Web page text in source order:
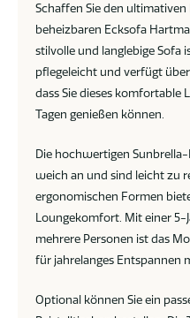
Schaffen Sie den
beheizbaren Ecksofa
stilvolle und langlebige Sofa
pflegeleicht und verfügt
dass Sie dieses komfortable
Tagen genießen können.
Die hochwertigen
weich an und sind leicht zu
ergonomischen Formen
Loungekomfort. Mit einer 5-
mehrere Personen ist das
für jahrelanges Entspannen
Optional können Sie ein